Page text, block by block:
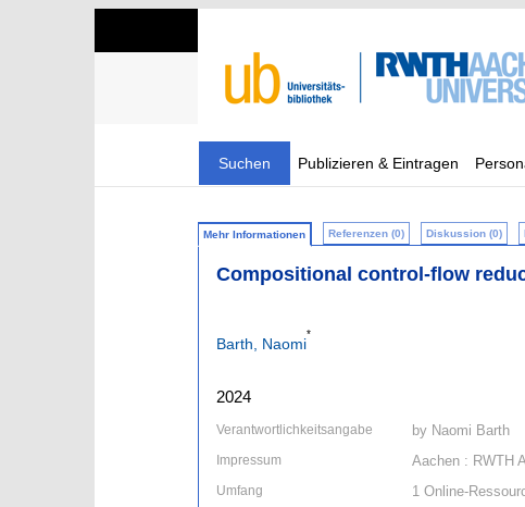
Suchen Publizieren & Eintragen
Mehr Informationen Referenzen (0) Diskussion (0)
Compositional control-flow
Barth, Naomi
*
2024
Verantwortlichkeitsangabe by Naomi Barth
Impressum Aachen : RWTH
Umfang 1 Online-